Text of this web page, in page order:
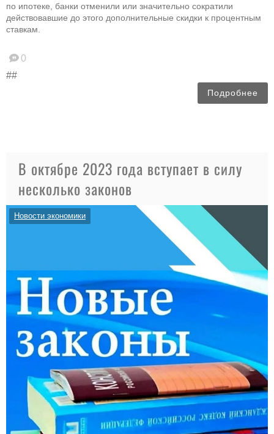
по ипотеке, банки отменили или значительно сократили
действовавшие до этого дополнительные скидки к процентным
ставкам.
0
##
Подробнее
В октябре 2023 года вступает в силу
несколько законов
Новости экономики